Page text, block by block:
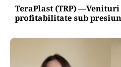
TeraPlast (TRP)
profitabilitate sub